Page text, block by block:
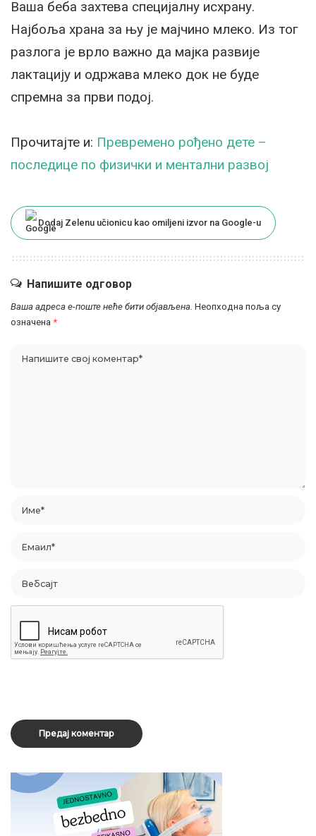
Ваша беба захтева специјалну исхрану.
Најбоља храна за њу је мајчино млеко. Из тог
разлога је врло важно да мајка развије
лактацију и одржава млеко док не буде
спремна за први подој.
Прочитајте и: Превремено рођено дете –
последице по физички и ментални развој
Dodaj Zelenu učionicu kao omiljeni izvor na Google-u
Напишите одговор
Ваша адреса е-поште неће бити објављена. Неопходна поља су
означена *